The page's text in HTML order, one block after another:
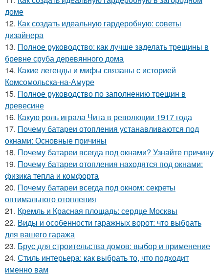
доме
12. Как создать идеальную гардеробную: советы
дизайнера
13. Полное руководство: как лучше заделать трещины в
бревне сруба деревянного дома
14. Какие легенды и мифы связаны с историей
Комсомольска-на-Амуре
15. Полное руководство по заполнению трещин в
древесине
16. Какую роль играла Чита в революции 1917 года
17. Почему батареи отопления устанавливаются под
окнами: Основные причины
18. Почему батареи всегда под окнами? Узнайте причину
19. Почему батареи отопления находятся под окнами:
физика тепла и комфорта
20. Почему батареи всегда под окном: секреты
оптимального отопления
21. Кремль и Красная площадь: сердце Москвы
22. Виды и особенности гаражных ворот: что выбрать
для вашего гаража
23. Брус для строительства домов: выбор и применение
24. Стиль интерьера: как выбрать то, что подходит
именно вам